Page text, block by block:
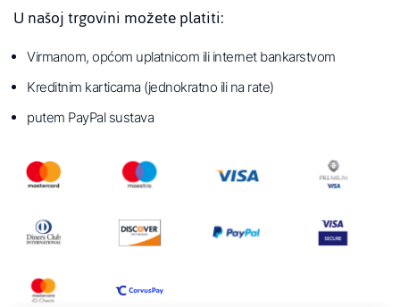
U našoj trgovini možete platiti:
Virmanom, općom uplatnicom ili internet bankarstvom
Kreditnim karticama (jednokratno ili na rate)
putem PayPal sustava